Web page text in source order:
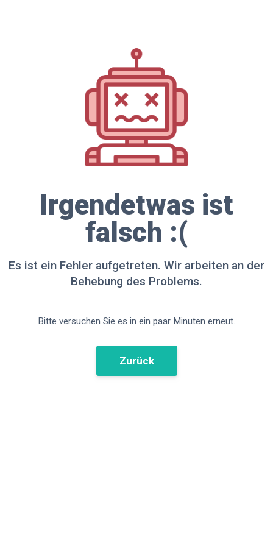
Irgendetwas ist
falsch :(
Es ist ein Fehler aufgetreten. Wir arbeiten an der
Behebung des Problems.
Bitte versuchen Sie es in ein paar Minuten erneut.
Zurück